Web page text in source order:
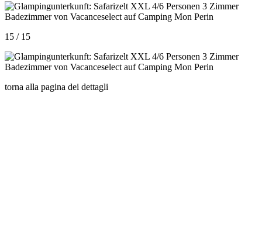
15 / 15
torna alla pagina dei dettagli